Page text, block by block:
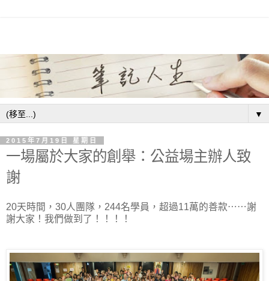
▼
2015年7月19日 星期日
一場屬於大家的創舉：公益場主辦人致
謝
20天時間，30人團隊，244名學員，超過11萬的善款⋯⋯謝
謝大家！我們做到了！！！！